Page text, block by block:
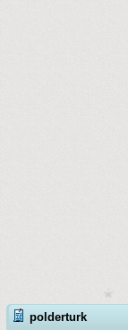
polderturk